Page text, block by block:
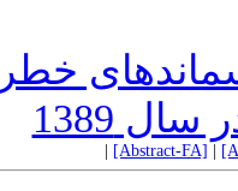
1389
[Abstract-FA]